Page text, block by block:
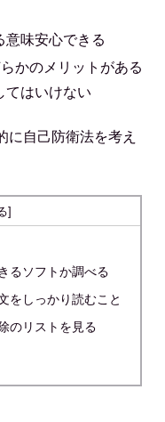
味安心できる
かのメリットがある
てはいけない
に自己防衛法を考え
るソフトか調べる
をしっかり読むこと
のリストを見る